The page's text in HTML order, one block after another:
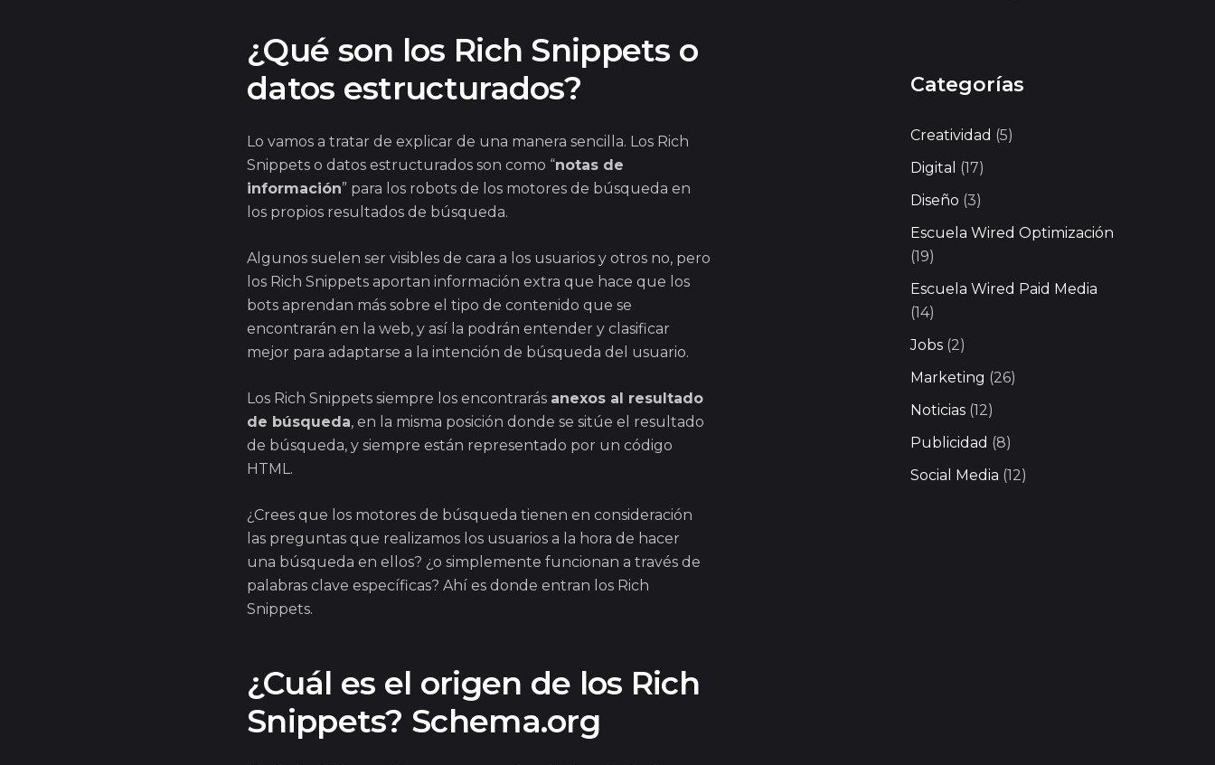
¿Qué son los Rich Snippets o
datos estructurados?
Lo vamos a tratar de explicar de una manera sencilla. Los Rich
Snippets o datos estructurados son como “notas de
información” para los robots de los motores de búsqueda en
los propios resultados de búsqueda.
Algunos suelen ser visibles de cara a los usuarios y otros no, pero
los Rich Snippets aportan información extra que hace que los
bots aprendan más sobre el tipo de contenido que se
encontrarán en la web, y así la podrán entender y clasificar
mejor para adaptarse a la intención de búsqueda del usuario.
Los Rich Snippets siempre los encontrarás anexos al resultado
de búsqueda, en la misma posición donde se sitúe el resultado
de búsqueda, y siempre están representado por un código
HTML.
¿Crees que los motores de búsqueda tienen en consideración
las preguntas que realizamos los usuarios a la hora de hacer
una búsqueda en ellos? ¿o simplemente funcionan a través de
palabras clave específicas? Ahí es donde entran los Rich
Snippets.
¿Cuál es el origen de los Rich
Snippets? Schema.org
Categorías
Creatividad (5)
Digital (17)
Diseño (3)
Escuela Wired Optimización
(19)
Escuela Wired Paid Media
(14)
Jobs (2)
Marketing (26)
Noticias (12)
Publicidad (8)
Social Media (12)